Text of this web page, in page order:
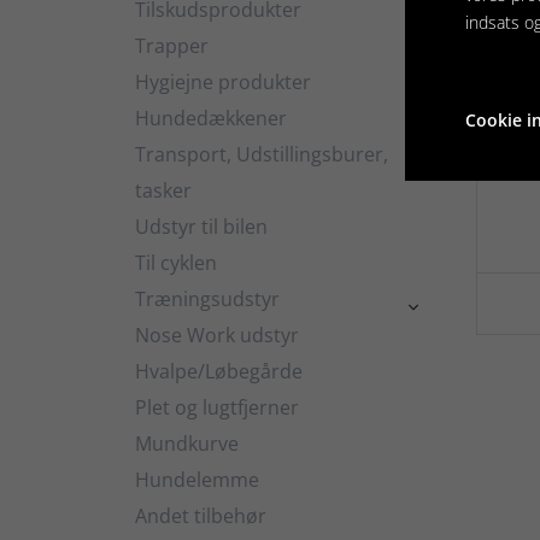
Tilskudsprodukter
Trapper
Hygiejne produkter
Hundedækkener
Transport, Udstillingsburer,
tasker
Udstyr til bilen
Til cyklen
Træningsudstyr

Nose Work udstyr
Hvalpe/Løbegårde
Plet og lugtfjerner
Mundkurve
Hundelemme
Andet tilbehør
indsats
Cookie